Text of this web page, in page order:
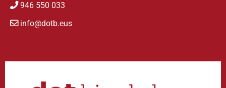
946 550 033
info@dotb.eus